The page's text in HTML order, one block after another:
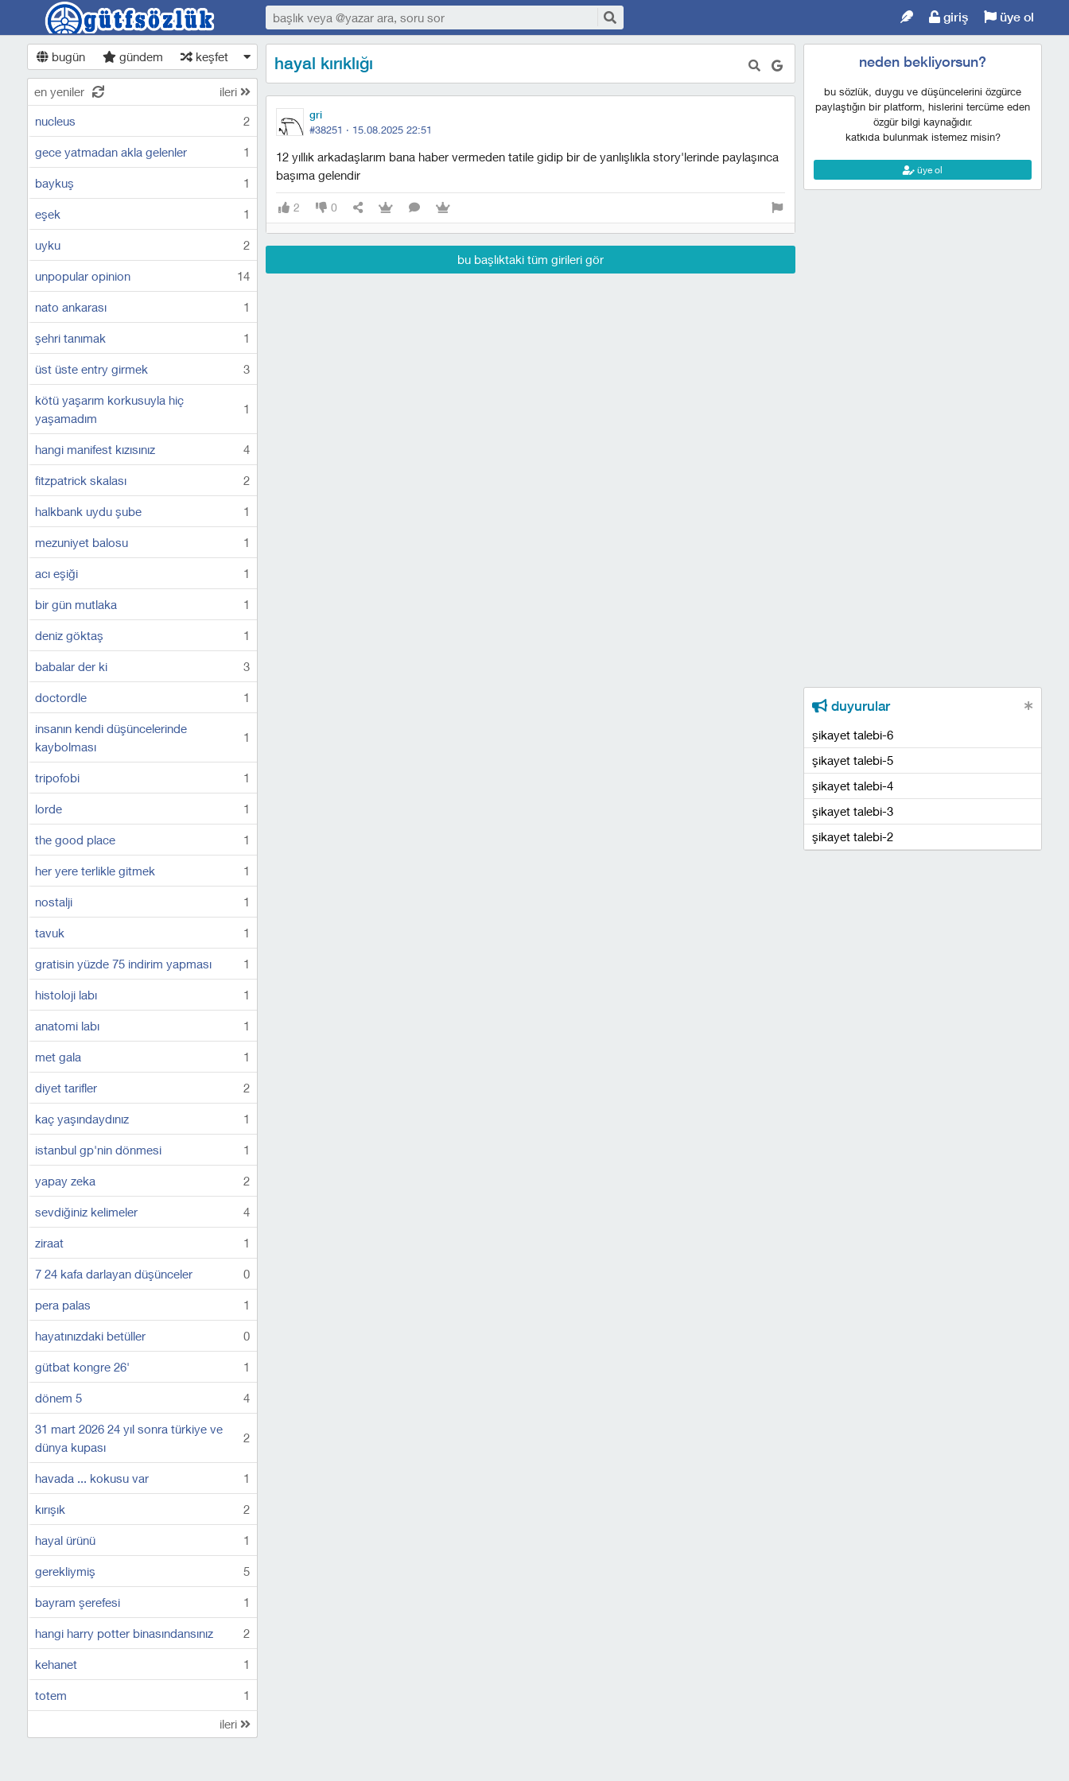
giriş üye ol
bugün gündem keşfet
en yeniler ileri
nucleus 2
gece yatmadan akla gelenler 1
baykuş 1
eşek 1
uyku 2
unpopular opinion 14
nato ankarası 1
şehri tanımak 1
üst üste entry girmek 3
kötü yaşarım korkusuyla hiç
yaşamadım
1
hangi manifest kızısınız 4
fitzpatrick skalası 2
halkbank uydu şube 1
mezuniyet balosu 1
acı eşiği 1
bir gün mutlaka 1
deniz göktaş 1
babalar der ki 3
doctordle 1
insanın kendi düşüncelerinde
kaybolması
1
tripofobi 1
lorde 1
the good place 1
her yere terlikle gitmek 1
nostalji 1
tavuk 1
gratisin yüzde 75 indirim yapması 1
histoloji labı 1
anatomi labı 1
met gala 1
diyet tarifler 2
kaç yaşındaydınız 1
istanbul gp'nin dönmesi 1
yapay zeka 2
sevdiğiniz kelimeler 4
ziraat 1
7 24 kafa darlayan düşünceler 0
pera palas 1
hayatınızdaki betüller 0
gütbat kongre 26' 1
dönem 5 4
31 mart 2026 24 yıl sonra türkiye ve
dünya kupası
2
havada ... kokusu var 1
kırışık 2
hayal ürünü 1
gerekliymiş 5
bayram şerefesi 1
hangi harry potter binasındansınız 2
kehanet 1
totem 1
ileri
hayal kırıklığı
gri
#38251 · 15.08.2025 22:51
12 yıllık arkadaşlarım bana haber vermeden tatile gidip bir de yanlışlıkla story'lerinde paylaşınca
başıma gelendir
2 0
bu başlıktaki tüm girileri gör
neden bekliyorsun?
bu sözlük, duygu ve düşüncelerini özgürce
paylaştığın bir platform, hislerini tercüme eden
özgür bilgi kaynağıdır.
katkıda bulunmak istemez misin?
üye ol
duyurular
şikayet talebi-6
şikayet talebi-5
şikayet talebi-4
şikayet talebi-3
şikayet talebi-2